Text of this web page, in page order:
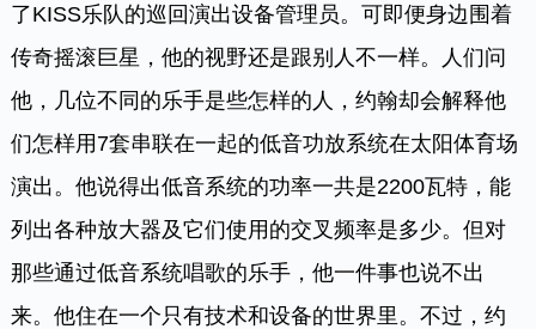
了KISS乐队的巡回演出设备管理员。可即便身边围着
传奇摇滚巨星，他的视野还是跟别人不一样。人们问
他，几位不同的乐手是些怎样的人，约翰却会解释他
们怎样用7套串联在一起的低音功放系统在太阳体育场
演出。他说得出低音系统的功率一共是2200瓦特，能
列出各种放大器及它们使用的交叉频率是多少。但对
那些通过低音系统唱歌的乐手，他一件事也说不出
来。他住在一个只有技术和设备的世界里。不过，约